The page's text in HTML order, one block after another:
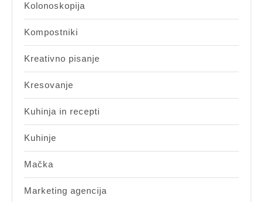
Kolonoskopija
Kompostniki
Kreativno pisanje
Kresovanje
Kuhinja in recepti
Kuhinje
Mačka
Marketing agencija